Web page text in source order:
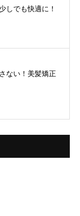
しでも快適に！
ない！美髪矯正